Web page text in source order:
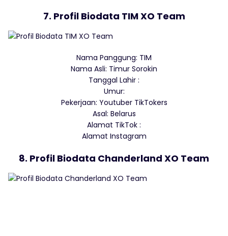
7. Profil Biodata TIM XO Team
Nama Panggung: TIM
Nama Asli: Timur Sorokin
Tanggal Lahir :
Umur:
Pekerjaan: Youtuber TikTokers
Asal: Belarus
Alamat TikTok :
Alamat Instagram
8. Profil Biodata Chanderland XO Team